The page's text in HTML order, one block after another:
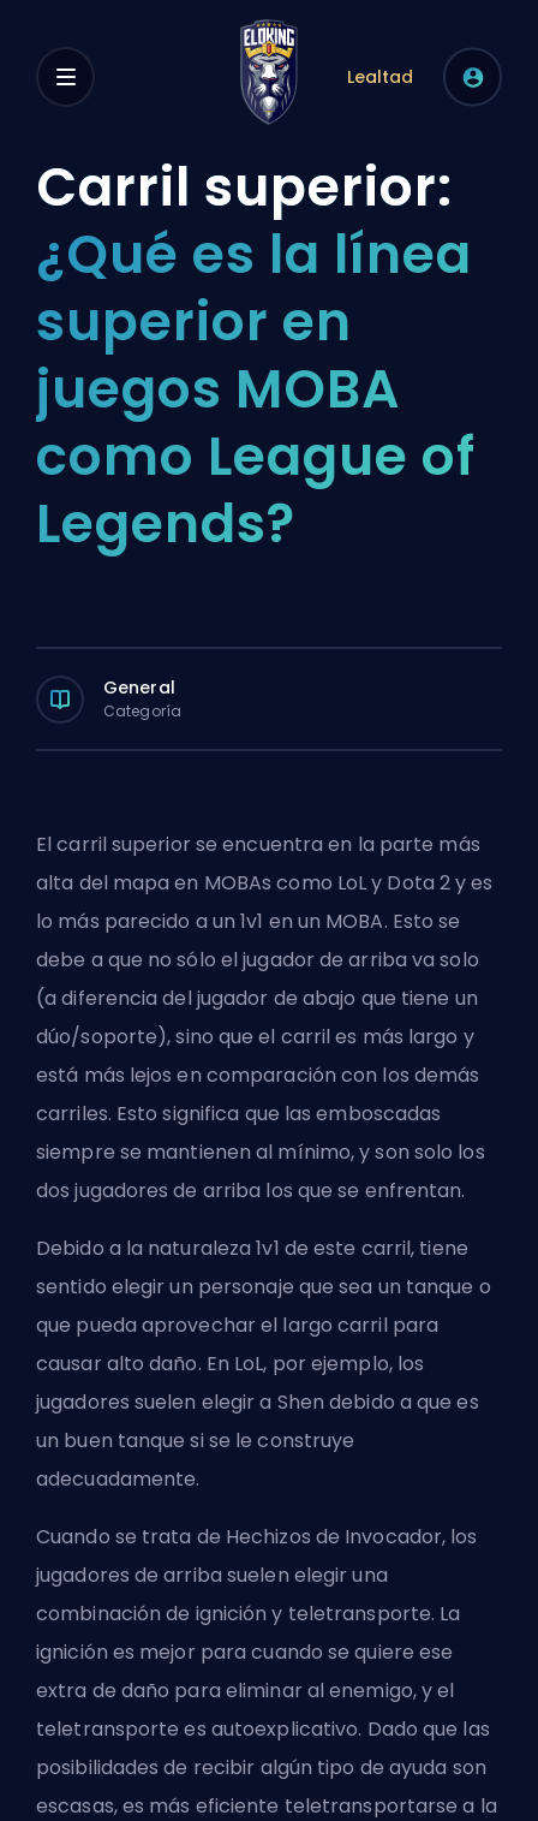
Lealtad
Carril superior:
¿Qué es la línea
superior en
juegos MOBA
como League of
Legends?
General
Categoría
El carril superior se encuentra en la parte más
alta del mapa en MOBAs como LoL y Dota 2 y es
lo más parecido a un 1v1 en un MOBA. Esto se
debe a que no sólo el jugador de arriba va solo
(a diferencia del jugador de abajo que tiene un
dúo/soporte), sino que el carril es más largo y
está más lejos en comparación con los demás
carriles. Esto significa que lasemboscadas
siempre se mantienen al mínimo, y son solo los
dos jugadores de arriba los que se enfrentan.
Debido a la naturaleza 1v1 de este carril, tiene
sentido elegir un personaje que sea un tanque o
que pueda aprovechar el largo carril para
causar alto daño. En LoL, por ejemplo, los
jugadores suelen elegir a Shen debido a que es
un buen tanque si se le construye
adecuadamente.
Cuando se trata de Hechizos de Invocador, los
jugadores de arriba suelen elegir una
combinación de ignición y teletransporte. La
ignición es mejor para cuando se quiere ese
extra de daño para eliminar al enemigo, y el
teletransporte es autoexplicativo. Dado que las
posibilidades de recibir algún tipo de ayuda son
escasas, es más eficiente teletransportarse a la